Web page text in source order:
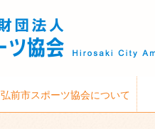
弘前市スポーツ協会について